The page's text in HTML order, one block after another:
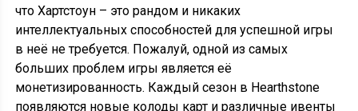
что Хартстоун – это рандом и никаких
интеллектуальных способностей для успешной игры
в неё не требуется. Пожалуй, одной из самых
больших проблем игры является её
монетизированность. Каждый сезон в Hearthstone
появляются новые колоды карт и различные ивенты